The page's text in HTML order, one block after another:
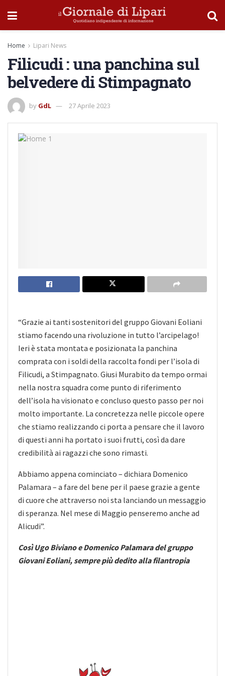
Home Lipari News
Filicudi : una panchina sul
belvedere di Stimpagnato
by GdL 27 Aprile 2023
“Grazie ai tanti sostenitori del gruppo Giovani Eoliani
stiamo facendo una rivoluzione in tutto l’arcipelago!
Ieri è stata montata e posizionata la panchina
comprata con i soldi della raccolta fondi per l’isola di
Filicudi, a Stimpagnato. Giusi Murabito da tempo ormai
nella nostra squadra come punto di riferimento
dell’isola ha visionato e concluso questo passo per noi
molto importante. La concretezza nelle piccole opere
che stiamo realizzando ci porta a pensare che il lavoro
di questi anni ha portato i suoi frutti, così da dare
credibilità ai ragazzi che sono rimasti.
Abbiamo appena cominciato – dichiara Domenico
Palamara – a fare del bene per il paese grazie a gente
di cuore che attraverso noi sta lanciando un messaggio
di speranza. Nel mese di Maggio penseremo anche ad
Alicudi”.
Così Ugo Biviano e Domenico Palamara del gruppo
Giovani Eoliani, sempre più dedito alla filantropia